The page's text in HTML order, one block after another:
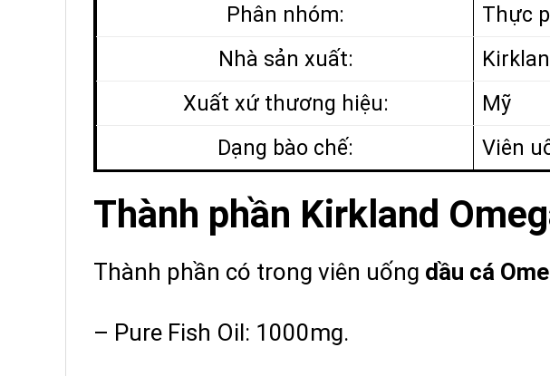
Phân nhóm:
Thực
Nhà sản xuất:
Xuất xứ thương hiệu:
Mỹ
Dạng bào chế:
Viên
Thành phần Kirkland
Thành phần có trong viên uống dầu cá
– Pure Fish Oil: 1000mg.